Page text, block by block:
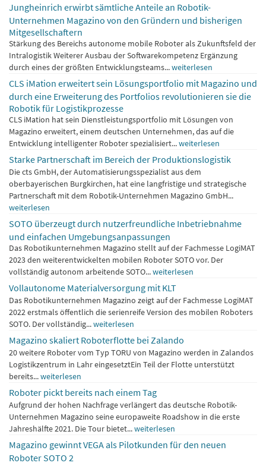
Jungheinrich erwirbt sämtliche Anteile an Robotik-
Unternehmen Magazino von den Gründern und bisherigen
Mitgesellschaftern
Stärkung des Bereichs autonome mobile Roboter als Zukunftsfeld der
Intralogistik Weiterer Ausbau der Softwarekompetenz Ergänzung
durch eines der größten Entwicklungsteams...weiterlesen
CLS iMation erweitert sein Lösungsportfolio mit Magazino und
durch eine Erweiterung des Portfolios revolutionieren sie die
Robotik für Logistikprozesse
CLS iMation hat sein Dienstleistungsportfolio mit Lösungen von
Magazino erweitert, einem deutschen Unternehmen, das auf die
Entwicklung intelligenter Roboter spezialisiert...weiterlesen
Starke Partnerschaft im Bereich der Produktionslogistik
Die cts GmbH, der Automatisierungsspezialist aus dem
oberbayerischen Burgkirchen, hat eine langfristige und strategische
Partnerschaft mit dem Robotik-Unternehmen Magazino GmbH...
weiterlesen
SOTO überzeugt durch nutzerfreundliche Inbetriebnahme
und einfachen Umgebungsanpassungen
Das Robotikunternehmen Magazino stellt auf der Fachmesse LogiMAT
2023 den weiterentwickelten mobilen Roboter SOTO vor. Der
vollständig autonom arbeitende SOTO...weiterlesen
Vollautonome Materialversorgung mit KLT
Das Robotikunternehmen Magazino zeigt auf der Fachmesse LogiMAT
2022 erstmals öffentlich die serienreife Version des mobilen Roboters
SOTO. Der vollständig...weiterlesen
Magazino skaliert Roboterflotte bei Zalando
20 weitere Roboter vom Typ TORU von Magazino werden in Zalandos
Logistikzentrum in Lahr eingesetztEin Teil der Flotte unterstützt
bereits...weiterlesen
Roboter pickt bereits nach einem Tag
Aufgrund der hohen Nachfrage verlängert das deutsche Robotik-
Unternehmen Magazino seine europaweite Roadshow in die erste
Jahreshälfte 2021. Die Tour bietet...weiterlesen
Magazino gewinnt VEGA als Pilotkunden für den neuen
Roboter SOTO 2